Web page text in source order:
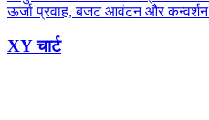
ऊर्जा प्रवाह, बजट आवंटन और
XY चार्ट